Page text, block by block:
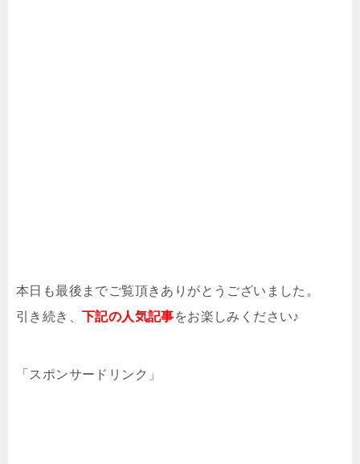
本日も最後までご覧頂きありがとうございました。
引き続き、 下記の人気記事をお楽しみください♪
「スポンサードリンク」